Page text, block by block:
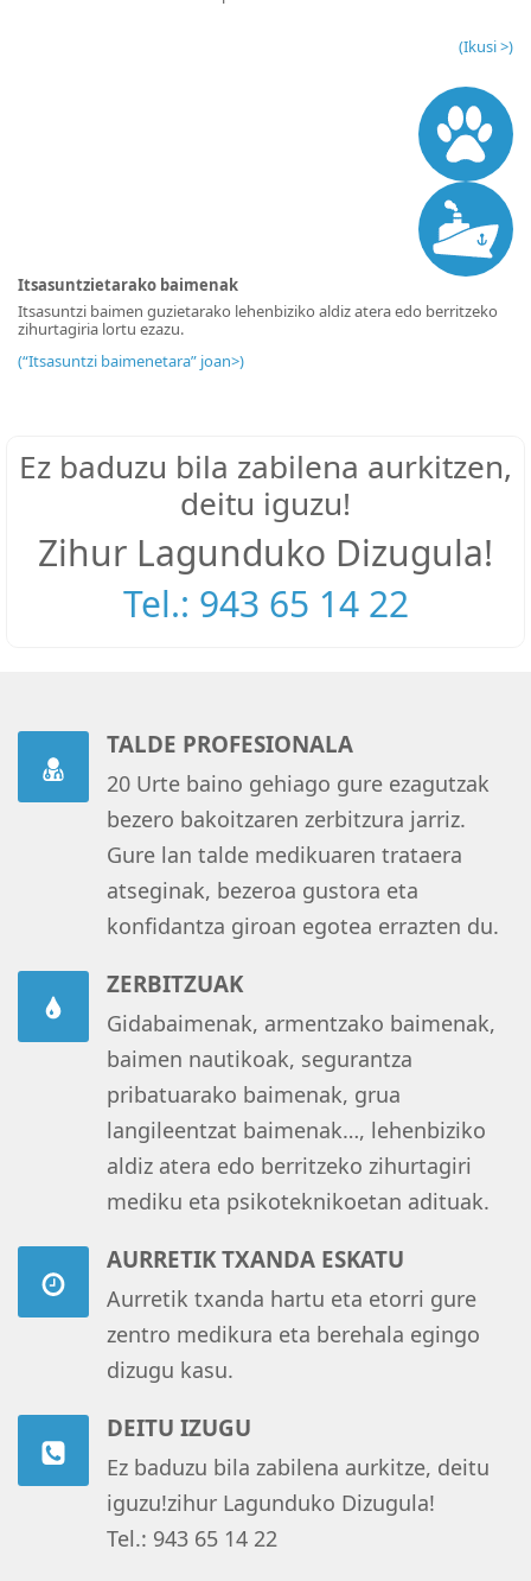
(Ikusi >)
Itsasuntzietarako baimenak
Itsasuntzi baimen guzietarako lehenbiziko aldiz atera edo berritzeko
zihurtagiria lortu ezazu.
(“Itsasuntzi baimenetara” joan>)
Ez baduzu bila zabilena aurkitzen,
deitu iguzu!
Zihur Lagunduko Dizugula!
Tel.: 943 65 14 22
TALDE PROFESIONALA
20 Urte baino gehiago gure ezagutzak
bezero bakoitzaren zerbitzura jarriz.
Gure lan talde medikuaren trataera
atseginak, bezeroa gustora eta
konfidantza giroan egotea errazten du.
ZERBITZUAK
Gidabaimenak, armentzako baimenak,
baimen nautikoak, segurantza
pribatuarako baimenak, grua
langileentzat baimenak…, lehenbiziko
aldiz atera edo berritzeko zihurtagiri
mediku eta psikoteknikoetan adituak.
AURRETIK TXANDA ESKATU
Aurretik txanda hartu eta etorri gure
zentro medikura eta berehala egingo
dizugu kasu.
DEITU IZUGU
Ez baduzu bila zabilena aurkitze, deitu
iguzu!zihur Lagunduko Dizugula!
Tel.: 943 65 14 22